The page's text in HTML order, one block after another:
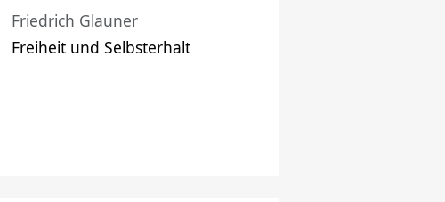
Friedrich Glauner
Freiheit und Selbsterhalt